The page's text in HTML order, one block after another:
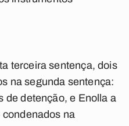
terceira sentença, dois
na segunda sentença:
de detenção, e Enolla a
condenados na